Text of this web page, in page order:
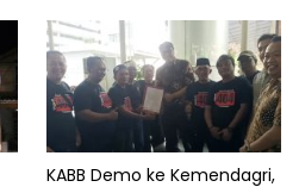
KABB Demo ke Kemendagri,